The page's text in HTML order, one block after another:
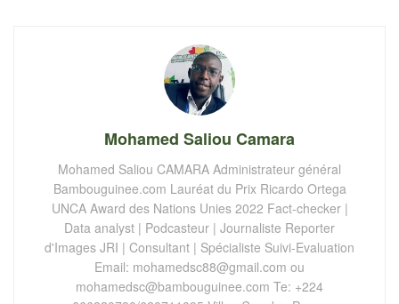
Mohamed Saliou Camara
Mohamed Saliou CAMARA Administrateur général
Bambouguinee.com Lauréat du Prix Ricardo Ortega
UNCA Award des Nations Unies 2022 Fact-checker |
Data analyst | Podcasteur | Journaliste Reporter
d'Images JRI | Consultant | Spécialiste Suivi-Evaluation
Email: mohamedsc88@gmail.com ou
mohamedsc@bambouguinee.com Te: +224